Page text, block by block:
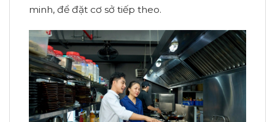
minh, để đặt cơ sở tiếp theo.